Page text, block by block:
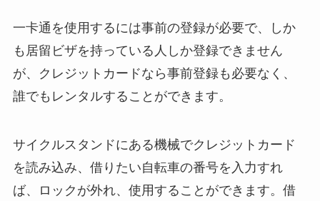
一卡通を使用するには事前の登録が必要で、しか
も居留ビザを持っている人しか登録できません
が、クレジットカードなら事前登録も必要なく、
誰でもレンタルすることができます。
サイクルスタンドにある機械でクレジットカード
を読み込み、借りたい自転車の番号を入力すれ
ば、ロックが外れ、使用することができます。借